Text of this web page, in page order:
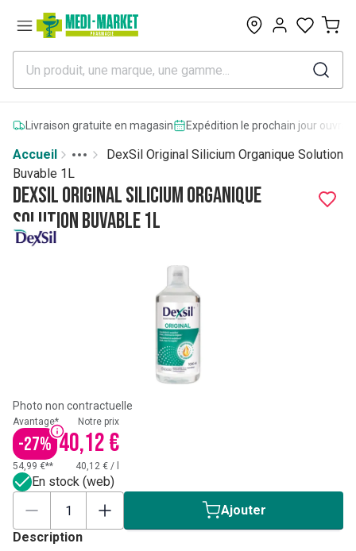
0
Livraison gratuite en magasin Expédition le prochain jour
Accueil
More
Toggle menu
DexSil Original Silicium Organique Solution
Buvable 1L
DexSil Original Silicium Organique
Solution Buvable 1L
Photo non contractuelle
Avantage*
-27%
Notre prix
40,12 €
54,99 €** 40,12 € /
En stock (web)
Ajouter
Description